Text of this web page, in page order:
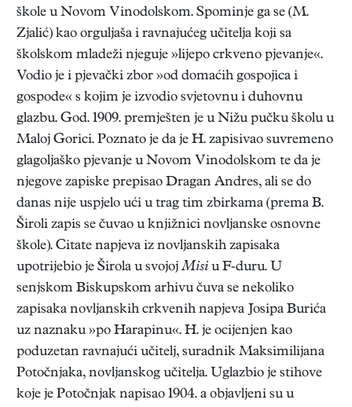
škole u Novom Vinodolskom. Spominje ga se (M.
Zjalić) kao orguljaša i ravnajućeg učitelja koji sa
školskom mladeži njeguje »lijepo crkveno pjevanje«.
Vodio je i pjevački zbor »od domaćih gospojica i
gospode« s kojim je izvodio svjetovnu i duhovnu
glazbu. God. 1909. premješten je u Nižu pučku školu u
Maloj Gorici. Poznato je da je H. zapisivao suvremeno
glagoljaško pjevanje u Novom Vinodolskom te da je
njegove zapiske prepisao Dragan Andres, ali se do
danas nije uspjelo ući u trag tim zbirkama (prema B.
Široli zapis se čuvao u knjižnici novljanske osnovne
škole). Citate napjeva iz novljanskih zapisaka
upotrijebio je Širola u svojojMisi u F-duru. U
senjskom Biskupskom arhivu čuva se nekoliko
zapisaka novljanskih crkvenih napjeva Josipa Burića
uz naznaku »po Harapinu«. H. je ocijenjen kao
poduzetan ravnajući učitelj, suradnik Maksimilijana
Potočnjaka, novljanskog učitelja. Uglazbio je stihove
koje je Potočnjak napisao 1904. a objavljeni su u